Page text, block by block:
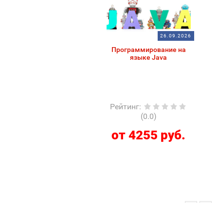
26.09.2026
Программирование на
языке Java
Рейтинг:
(0.0)
от 4255 руб.